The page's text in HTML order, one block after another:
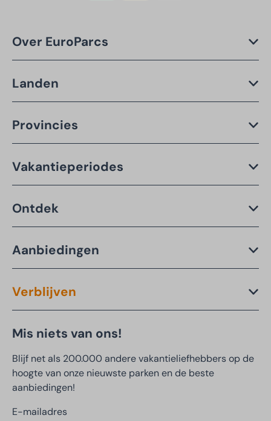
Over EuroParcs
Landen
Provincies
Vakantieperiodes
Ontdek
Aanbiedingen
Verblijven
Mis niets van ons!
Blijf net als 200.000 andere vakantieliefhebbers op de
hoogte van onze nieuwste parken en de beste
aanbiedingen!
E-mailadres